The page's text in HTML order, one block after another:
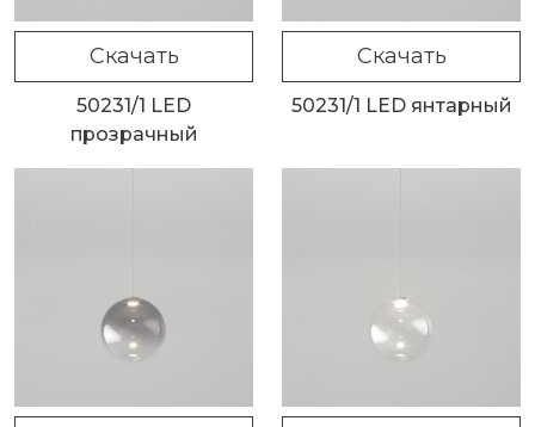
Скачать
50231/1 LED
прозрачный
Скачать
50231/1 LED янтарный